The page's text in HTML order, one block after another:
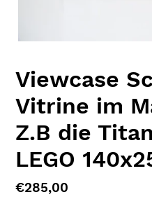
Viewcase
Vitrine im
Z.B die
LEGO
Normaler
€285,00